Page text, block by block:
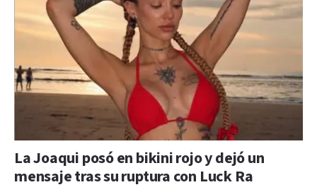
La Joaqui posó en bikini rojo y dejó un
mensaje tras su ruptura con Luck Ra